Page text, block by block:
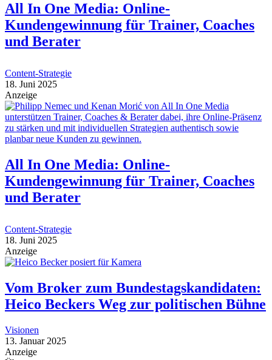
All In One Media: Online-
Kundengewinnung für Trainer, Coaches
und Berater
Content-Strategie
18. Juni 2025
Anzeige
All In One Media: Online-
Kundengewinnung für Trainer, Coaches
und Berater
Content-Strategie
18. Juni 2025
Anzeige
Vom Broker zum Bundestagskandidaten:
Heico Beckers Weg zur politischen Bühne
Visionen
13. Januar 2025
Anzeige